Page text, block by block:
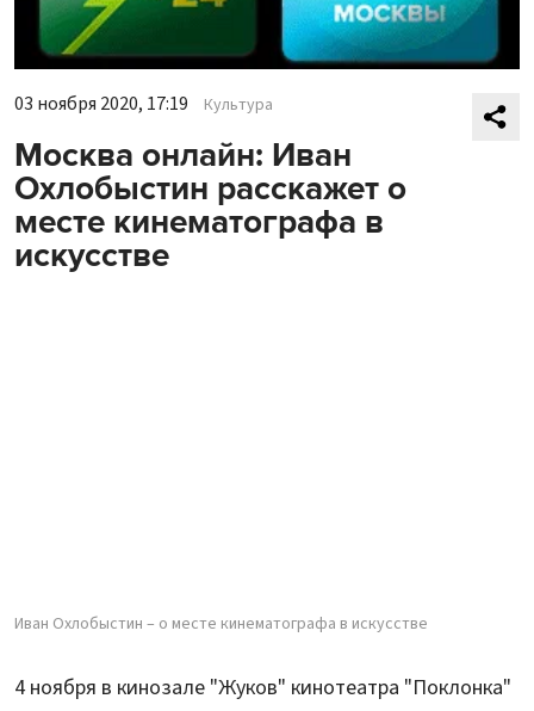
03 ноября 2020, 17:19 Культура
Москва онлайн: Иван
Охлобыстин расскажет о
месте кинематографа в
искусстве
Иван Охлобыстин – о месте кинематографа в искусстве
4 ноября в кинозале "Жуков" кинотеатра "Поклонка"